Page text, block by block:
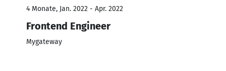
4 Monate, Jan. 2022 - Apr. 2022
Frontend Engineer
Mygateway